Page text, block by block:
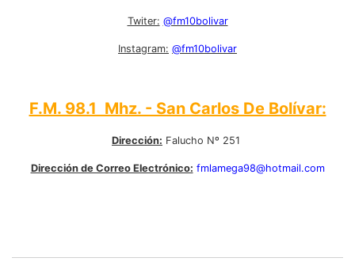
Twiter: @fm10bolivar
Instagram: @fm10bolivar
F.M. 98.1 Mhz. - San Carlos De Bolívar:
Dirección: Falucho Nº 251
Dirección de Correo Electrónico: fmlamega98@hotmail.com